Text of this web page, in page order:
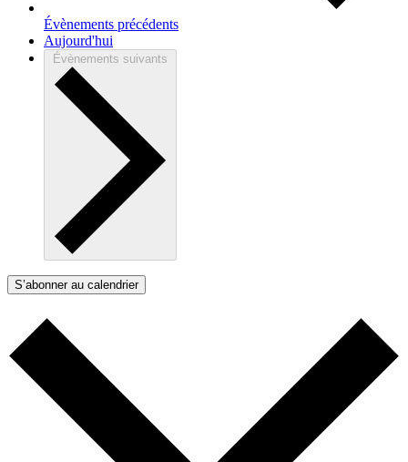
Évènements précédents
Aujourd'hui
Évènements suivants
S’abonner au calendrier